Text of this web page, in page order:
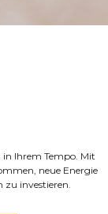
in Ihrem Tempo. Mit
neue Energie
investieren.